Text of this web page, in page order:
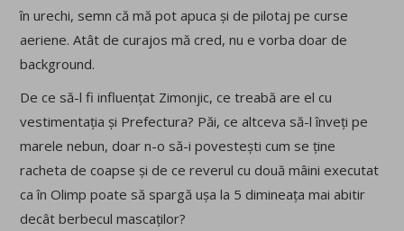
în urechi, semn că mă pot apuca și de pilotaj pe curse
aeriene. Atât de curajos mă cred, nu e vorba doar de
background.
De ce să-l fi influențat Zimonjic, ce treabă are el cu
vestimentația și Prefectura? Păi, ce altceva să-l înveți pe
marele nebun, doar n-o să-i povestești cum se ține
racheta de coapse și de ce reverul cu două mâini executat
ca în Olimp poate să spargă ușa la 5 dimineața mai abitir
decât berbecul mascaților?